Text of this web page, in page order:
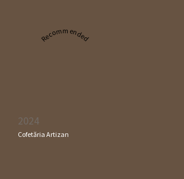
Recommended
2024
Cofetăria Artizan